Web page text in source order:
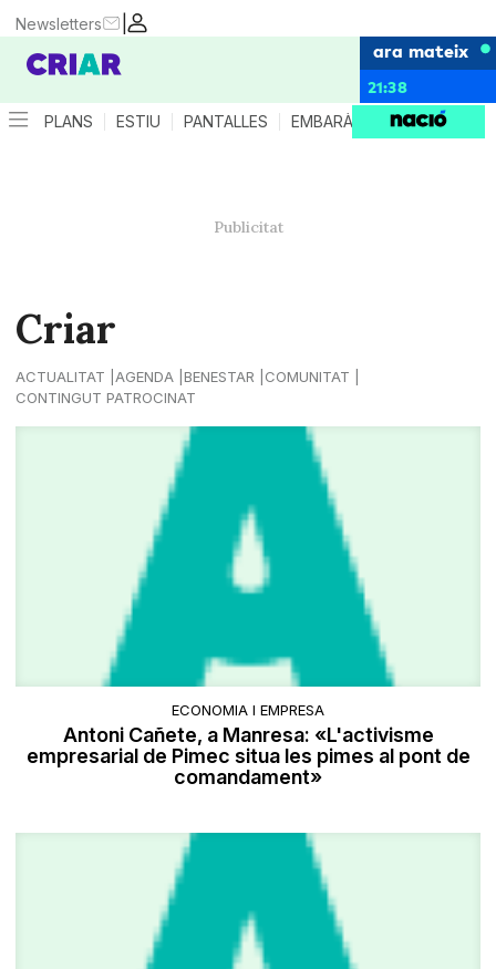
|
Newsletters
ara mateix
21:38
PLANS ESTIU PANTALLES EMBARÀS CRIANÇA
Criar
ACTUALITAT AGENDA BENESTAR
COMUNITAT
CONTINGUT PATROCINAT
ECONOMIA I EMPRESA
Antoni Cañete, a Manresa: «L'activisme
empresarial de Pimec situa les pimes al pont de
comandament»